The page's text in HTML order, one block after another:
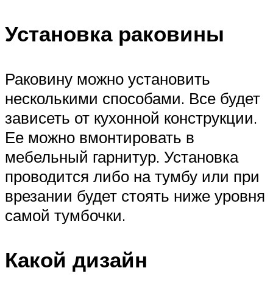
Установка раковины
Раковину можно установить
несколькими способами. Все будет
зависеть от кухонной конструкции.
Ее можно вмонтировать в
мебельный гарнитур. Установка
проводится либо на тумбу или при
врезании будет стоять ниже уровня
самой тумбочки.
Какой дизайн